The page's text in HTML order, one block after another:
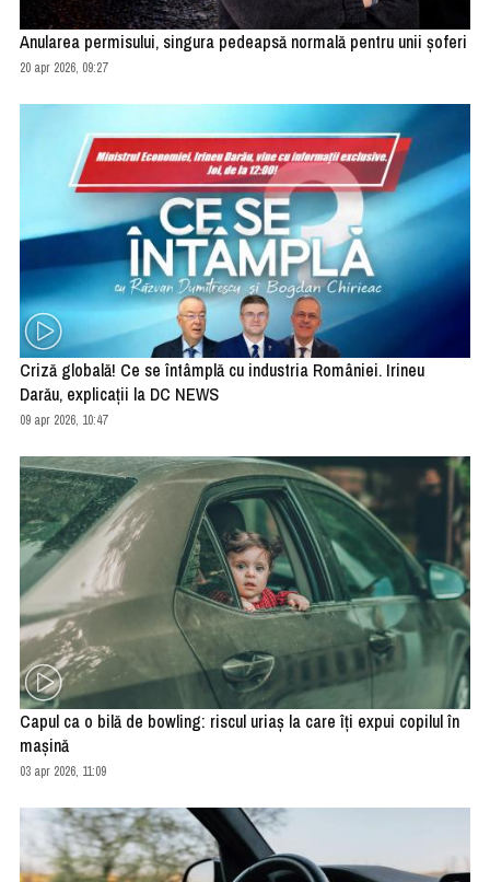
Anularea permisului, singura pedeapsă normală pentru unii şoferi
20 apr 2026, 09:27
Criză globală! Ce se întâmplă cu industria României. Irineu
Darău, explicații la DC NEWS
09 apr 2026, 10:47
Capul ca o bilă de bowling: riscul uriaș la care îți expui copilul în
mașină
03 apr 2026, 11:09